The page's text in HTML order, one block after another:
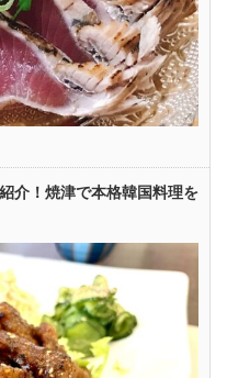
介！焼津で本格韓国料理を